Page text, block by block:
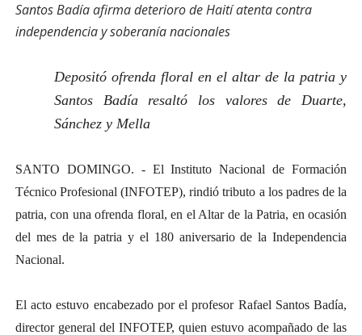
Santos Badía afirma deterioro de Haití atenta contra
independencia y soberanía nacionales
Depositó ofrenda floral en el altar de la patria y
Santos Badía resaltó los valores de Duarte,
Sánchez y Mella
SANTO DOMINGO. - El Instituto Nacional de Formación
Técnico Profesional (INFOTEP), rindió tributo a los padres de la
patria, con una ofrenda floral, en el Altar de la Patria, en ocasión
del mes de la patria y el 180 aniversario de la Independencia
Nacional.
El acto estuvo encabezado por el profesor Rafael Santos Badía,
director general del INFOTEP, quien estuvo acompañado de las